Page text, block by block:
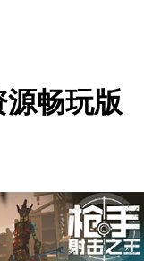
畅玩版